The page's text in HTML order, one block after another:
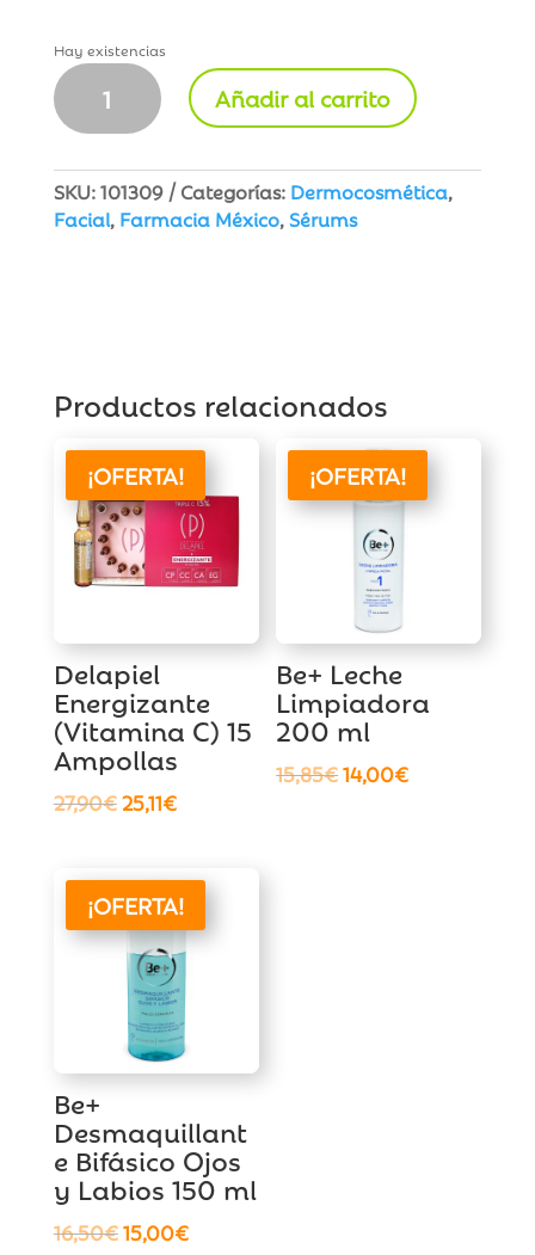
Hay existencias
Sérum
Noche
Retinol
Puro
cantidad
Añadir al carrito
SKU:101309 Categorías: Dermocosmética,
Facial, Farmacia México,Sérums
Productos relacionados
¡OFERTA!
Delapiel
Energizante
(Vitamina C) 15
Ampollas
27,90€El
era:
27,90€.
25,11€El
es:
25,11€.
¡OFERTA!
Be+ Leche
Limpiadora
200 ml
15,85€El
14,00€El
¡OFERTA!
Be+
Desmaquillant
e Bifásico Ojos
y Labios 150 ml
16,50€El
15,00€El